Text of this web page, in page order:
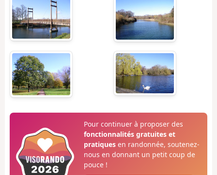
Pour continuer à proposer des
fonctionnalités gratuites et
pratiquesen randonnée, soutenez-
nous en donnant un petit coup de
pouce !